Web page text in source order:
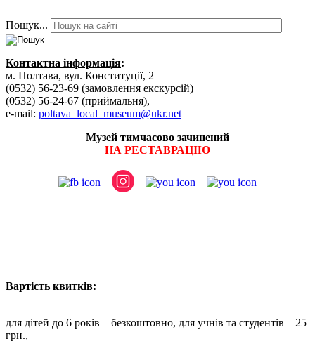
Пошук...
Контактна інформація:
м. Полтава, вул. Конституції, 2
(0532) 56-23-69 (замовлення екскурсій)
(0532) 56-24-67 (приймальня),
e-mail: poltava_local_museum@ukr.net
Музей тимчасово зачинений
НА РЕСТАВРАЦІЮ
Вартість квитків:
для дітей до 6 років – безкоштовно, для учнів та студентів – 25
грн.,